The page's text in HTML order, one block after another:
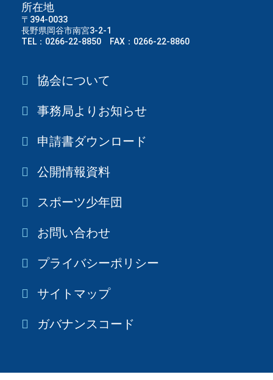
所在地
〒394-0033
長野県岡谷市南宮3-2-1
TEL：0266-22-8850 FAX：0266-22-8860
協会について
事務局よりお知らせ
申請書ダウンロード
公開情報資料
スポーツ少年団
お問い合わせ
プライバシーポリシー
サイトマップ
ガバナンスコード